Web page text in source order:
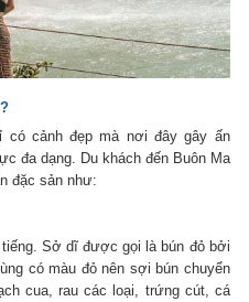
có cảnh đẹp mà nơi đây gây ấn
đa dạng. Du khách đến Buôn Ma
đặc sản như:
Sở dĩ được gọi là bún đỏ bởi
có màu đỏ nên sợi bún chuyển
cua, rau các loại, trứng cút, cá